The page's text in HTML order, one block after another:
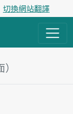
切換網站翻譯